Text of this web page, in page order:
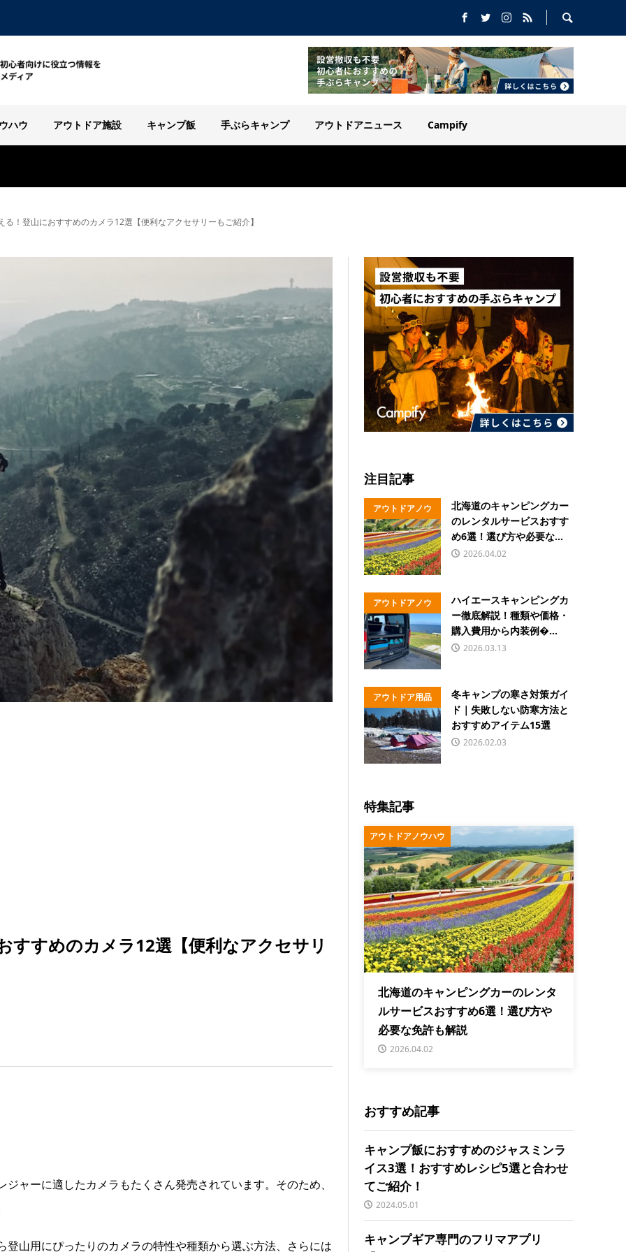
ハウ アウトドア施設 キャンプ飯 手ぶらキャンプ アウトドアニュース Campify
る！登山におすすめのカメラ12選【便利なアクセサリーもご紹介】
すすめのカメラ12選【便利なアクセサリ
ャーに適したカメラもたくさん発売されています。そのため、
山用にぴったりのカメラの特性や種類から選ぶ方法、さらには
注目記事
アウトドアノウ
ハウ
北海道のキャンピングカー
のレンタルサービスおすす
め6選！選び方や必要な...
2026.04.02
アウトドアノウ
ハウ
ハイエースキャンピングカ
ー徹底解説！種類や価格・
購入費用から内装例�...
2026.03.13
アウトドア用品
冬キャンプの寒さ対策ガイ
ド｜失敗しない防寒方法と
おすすめアイテム15選
2026.02.03
特集記事
アウトドアノウハウ
北海道のキャンピングカーのレンタ
ルサービスおすすめ6選！選び方や
必要な免許も解説
2026.04.02
おすすめ記事
キャンプ飯におすすめのジャスミンラ
イス3選！おすすめレシピ5選と合わせ
てご紹介！
2024.05.01
キャンプギア専門のフリマアプリ